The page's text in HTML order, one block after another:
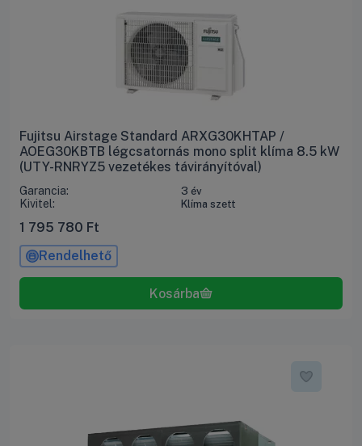
Fujitsu Airstage Standard ARXG30KHTAP /
AOEG30KBTB légcsatornás mono split klíma 8.5 kW
(UTY-RNRYZ5 vezetékes távirányítóval)
Garancia: 3 év
Kivitel: Klíma szett
1 795 780 Ft
Rendelhető